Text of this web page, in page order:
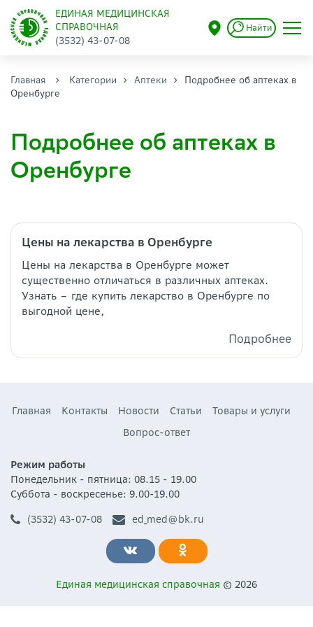
ЕДИНАЯ МЕДИЦИНСКАЯ
СПРАВОЧНАЯ
(3532) 43-07-08
Найти
Главная Категории Аптеки
Подробнее об аптеках в
Оренбурге
Подробнее об аптеках в
Оренбурге
Цены на лекарства в Оренбурге
Цены на лекарства в Оренбурге может
существенно отличаться в различных аптеках.
Узнать – где купить лекарство в Оренбурге по
выгодной цене,
Подробнее
Главная Контакты Новости Статьи
Товары и услуги
Вопрос-ответ
Режим работы
Понедельник - пятница: 08.15 - 19.00
Суббота - воскресенье: 9.00-19.00
(3532) 43-07-08
ed_med@bk.ru
Единая медицинская справочная © 2026